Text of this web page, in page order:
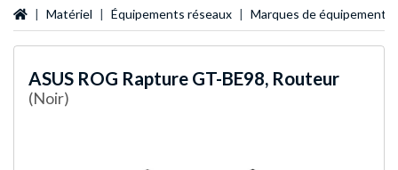
Page d'accueil
Matériel Équipements réseaux Marques de équipements
ASUS ROG Rapture GT-BE98, Routeur
(Noir)